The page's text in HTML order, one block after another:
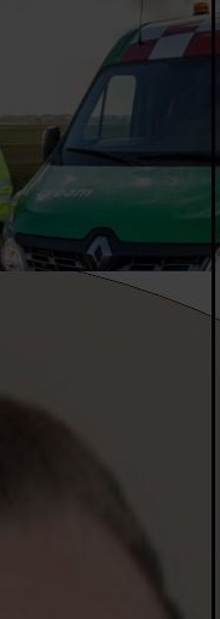
van bouwnijverheid.
bedrijven, die hier actief